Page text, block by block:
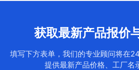
获取最新产品报价
填写下方表单，我们的专业顾问将在
提供最新产品价格、工厂名